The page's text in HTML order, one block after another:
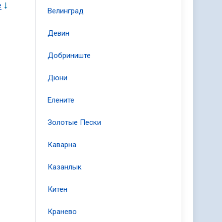
Велинград
Девин
Добриниште
Дюни
Елените
Золотые Пески
Каварна
Казанлык
Китен
Кранево